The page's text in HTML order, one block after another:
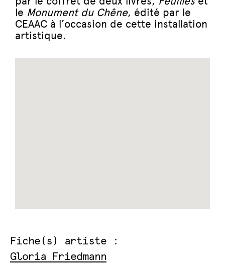
le Monument du Chêne, édité par le
CEAAC à l’occasion de cette installation
artistique.
Fiche(s) artiste :
Gloria Friedmann